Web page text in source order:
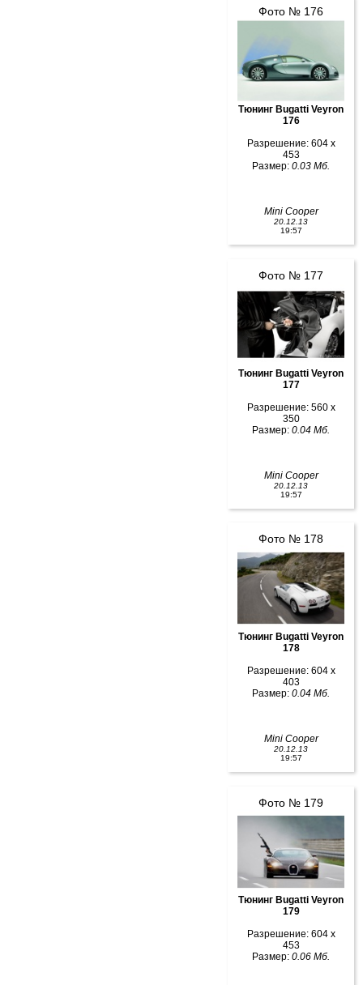
Фото № 176
Тюнинг Bugatti Veyron
176
Разрешение: 604 x
453
Размер: 0.03 Мб.
Mini Cooper
20.12.13
19:57
Фото № 177
Тюнинг Bugatti Veyron
177
Разрешение: 560 x
350
Размер: 0.04 Мб.
Mini Cooper
20.12.13
19:57
Фото № 178
Тюнинг Bugatti Veyron
178
Разрешение: 604 x
403
Размер: 0.04 Мб.
Mini Cooper
20.12.13
19:57
Фото № 179
Тюнинг Bugatti Veyron
179
Разрешение: 604 x
453
Размер: 0.06 Мб.